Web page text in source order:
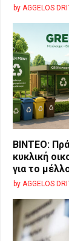
by AGGELOS
BINTEO:
κυκλική
για το
by AGGELOS